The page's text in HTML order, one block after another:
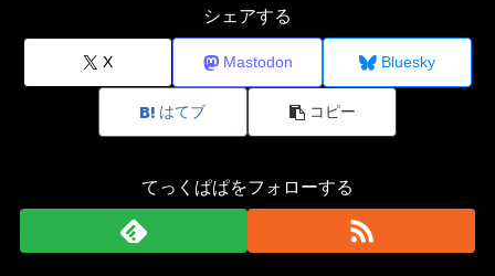
シェアする
X Mastodon Bluesky
はてブ コピー
てっくぱぱをフォローする